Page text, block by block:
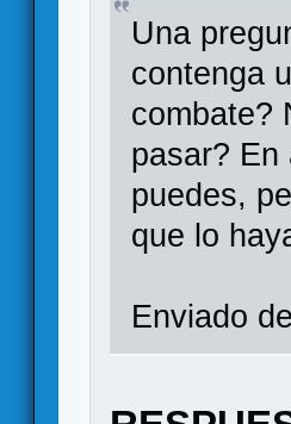
Una
contenga
combate?
pasar? En
puedes,
que lo
Enviado